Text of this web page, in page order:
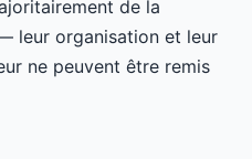
de la
leur organisation et leur
ne peuvent être remis